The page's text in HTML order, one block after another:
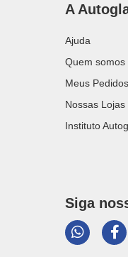
A
Ajuda
Quem somos
Meus Pedidos
Nossas Lojas
Instituto
Siga